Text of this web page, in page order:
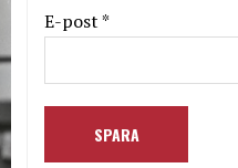
E-post *